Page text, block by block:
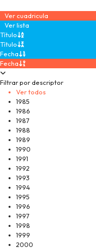
Ver cuadricula
Ver lista
Título
Título
Fecha
Fecha
Filtrar por descriptor
Ver todos
1985
1986
1987
1988
1989
1990
1991
1992
1993
1994
1995
1996
1997
1998
1999
2000